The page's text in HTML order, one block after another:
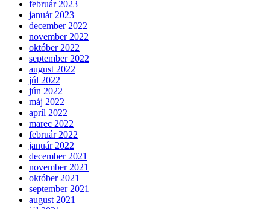
február 2023
január 2023
december 2022
november 2022
október 2022
september 2022
august 2022
júl 2022
jún 2022
máj 2022
apríl 2022
marec 2022
február 2022
január 2022
december 2021
november 2021
október 2021
september 2021
august 2021